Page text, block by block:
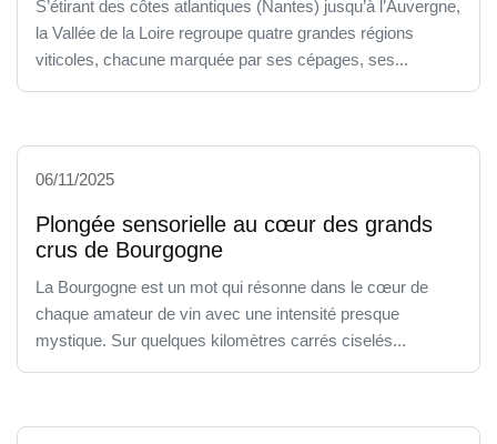
S’étirant des côtes atlantiques (Nantes) jusqu’à l’Auvergne,
la Vallée de la Loire regroupe quatre grandes régions
viticoles, chacune marquée par ses cépages, ses...
06/11/2025
Plongée sensorielle au cœur des grands
crus de Bourgogne
La Bourgogne est un mot qui résonne dans le cœur de
chaque amateur de vin avec une intensité presque
mystique. Sur quelques kilomètres carrés ciselés...